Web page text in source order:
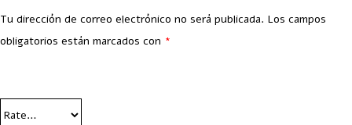
Tu dirección de correo electrónico no será publicada. Los campos
obligatorios están marcados con *